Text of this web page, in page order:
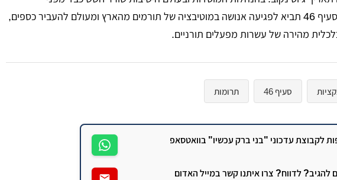
ההשלכות, שכן שלילת אישור סעיף 46 תביא לפגיעה אנושה במוטיבציה של תורמים מהארץ ומעולם להעביר כספים,
מהירה של עשרות מפעלים תורניים.
סעיף 46 תרומות
לקבוצת עדכוני "בני ברק עכשיו" בוואטסאפ
להגיב? לדווח? צרו איתנו קשר במייל האדום